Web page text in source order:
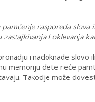
rasporeda slova
I oklevanja
i nadoknade slovo
memoriju dete neće
Takodje može